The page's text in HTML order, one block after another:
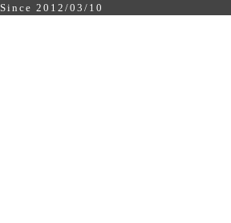
Since 2012/03/10